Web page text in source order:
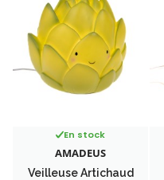
En stock
AMADEUS
Veilleuse Artichaud